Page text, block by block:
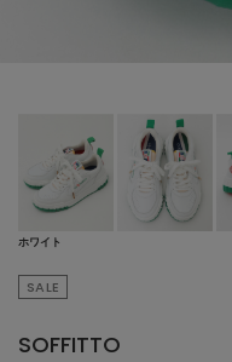
ホワイト
SALE
SOFFITTO